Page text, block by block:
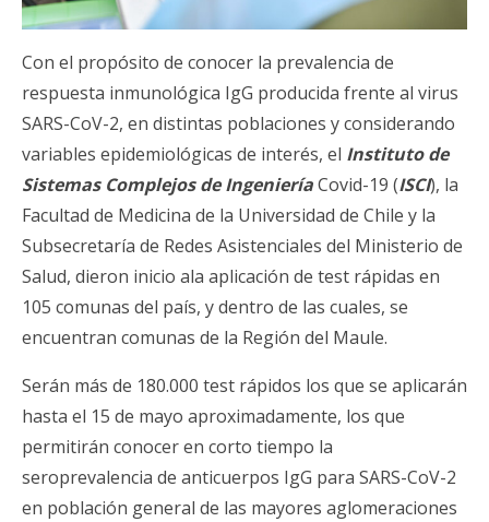
Con el propósito de conocer la prevalencia de
respuesta inmunológica IgG producida frente al virus
SARS-CoV-2, en distintas poblaciones y considerando
variables epidemiológicas de interés, el Instituto de
Sistemas Complejos de IngenieríaCovid-19 (ISCI), la
Facultad de Medicina de la Universidad de Chile y la
Subsecretaría de Redes Asistenciales del Ministerio de
Salud, dieron inicio ala aplicación de test rápidas en
105 comunas del país, y dentro de las cuales, se
encuentran comunas de la Región del Maule.
Serán más de 180.000 test rápidos los que se aplicarán
hasta el 15 de mayo aproximadamente, los que
permitirán conocer en corto tiempo la
seroprevalencia de anticuerpos IgG para SARS-CoV-2
en población general de las mayores aglomeraciones